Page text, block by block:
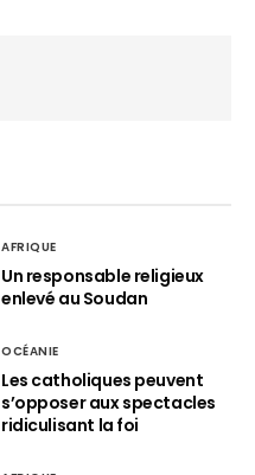
AFRIQUE
Un responsable religieux
enlevé au Soudan
OCÉANIE
Les catholiques peuvent
s’opposer aux spectacles
ridiculisant la foi